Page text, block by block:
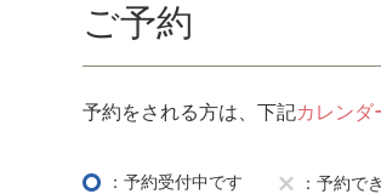
ご予約
予約をされる方は、下記カレンダ
：予約受付中です
：予約で